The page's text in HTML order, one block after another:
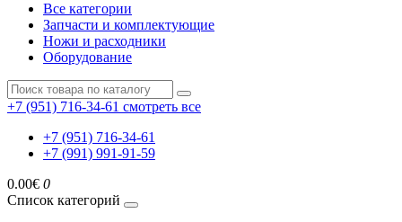
Все категории
Запчасти и комплектующие
Ножи и расходники
Оборудование
+7 (951) 716-34-61 смотреть все
+7 (951) 716-34-61
+7 (991) 991-91-59
0.00€ 0
Список категорий